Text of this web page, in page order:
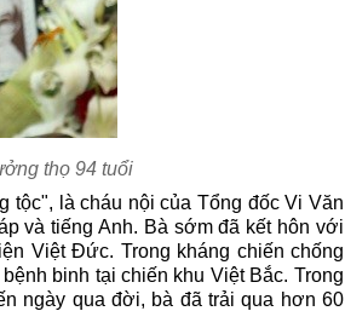
thọ 94 tuổi
tộc", là cháu nội của Tổng đốc Vi Văn
và tiếng Anh. Bà sớm đã kết hôn với
Việt Đức. Trong kháng chiến chống
binh tại chiến khu Việt Bắc. Trong
ngày qua đời, bà đã trải qua hơn 60